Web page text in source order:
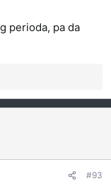
perioda, pa da
#93